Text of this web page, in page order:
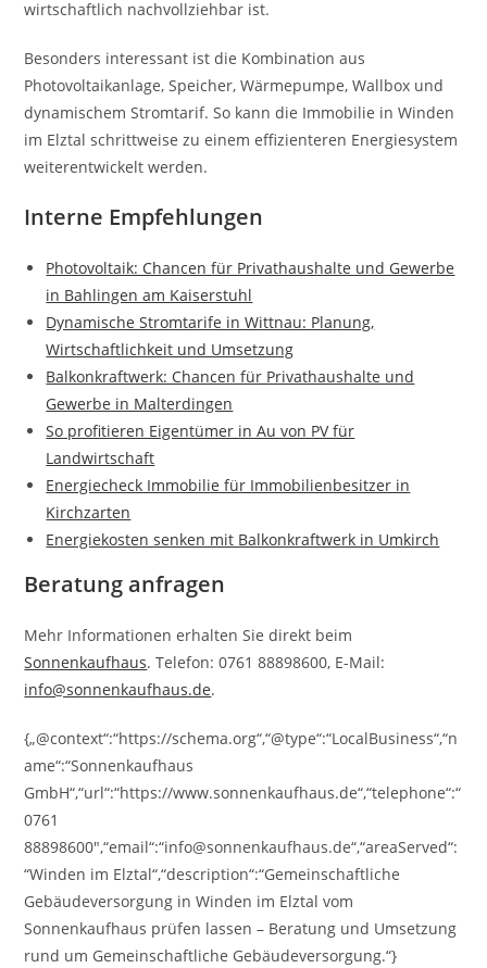
wirtschaftlich nachvollziehbar ist.
Besonders interessant ist die Kombination aus
Photovoltaikanlage, Speicher, Wärmepumpe, Wallbox und
dynamischem Stromtarif. So kann die Immobilie in Winden
im Elztal schrittweise zu einem effizienteren Energiesystem
weiterentwickelt werden.
Interne Empfehlungen
Photovoltaik: Chancen für Privathaushalte und Gewerbe
in Bahlingen am Kaiserstuhl
Dynamische Stromtarife in Wittnau: Planung,
Wirtschaftlichkeit und Umsetzung
Balkonkraftwerk: Chancen für Privathaushalte und
Gewerbe in Malterdingen
So profitieren Eigentümer in Au von PV für
Landwirtschaft
Energiecheck Immobilie für Immobilienbesitzer in
Kirchzarten
Energiekosten senken mit Balkonkraftwerk in Umkirch
Beratung anfragen
Mehr Informationen erhalten Sie direkt beim
Sonnenkaufhaus. Telefon: 0761 88898600, E-Mail:
info@sonnenkaufhaus.de.
{„@context“:“https://schema.org“,“@type“:“LocalBusiness“,“n
ame“:“Sonnenkaufhaus
GmbH“,“url“:“https://www.sonnenkaufhaus.de“,“telephone“:“
0761
88898600″,“email“:“info@sonnenkaufhaus.de“,“areaServed“:
“Winden im Elztal“,“description“:“Gemeinschaftliche
Gebäudeversorgung in Winden im Elztal vom
Sonnenkaufhaus prüfen lassen – Beratung und Umsetzung
rund um Gemeinschaftliche Gebäudeversorgung.“}